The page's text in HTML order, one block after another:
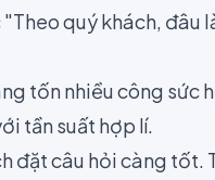
quý khách,
tốn nhiều công sức
tần suất hợp lí.
đặt câu hỏi càng tốt.